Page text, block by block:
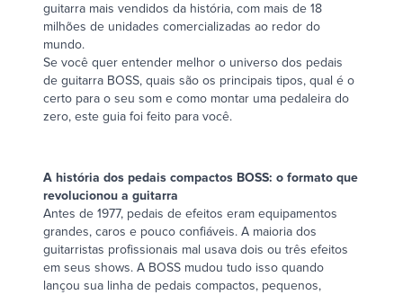
guitarra mais vendidos da história, com mais de 18
milhões de unidades comercializadas ao redor do
mundo.
Se você quer entender melhor o universo dos pedais
de guitarra BOSS, quais são os principais tipos, qual é o
certo para o seu som e como montar uma pedaleira do
zero, este guia foi feito para você.
A história dos pedais compactos BOSS: o formato que
revolucionou a guitarra
Antes de 1977, pedais de efeitos eram equipamentos
grandes, caros e pouco confiáveis. A maioria dos
guitarristas profissionais mal usava dois ou três efeitos
em seus shows. A BOSS mudou tudo isso quando
lançou sua linha de pedais compactos, pequenos,